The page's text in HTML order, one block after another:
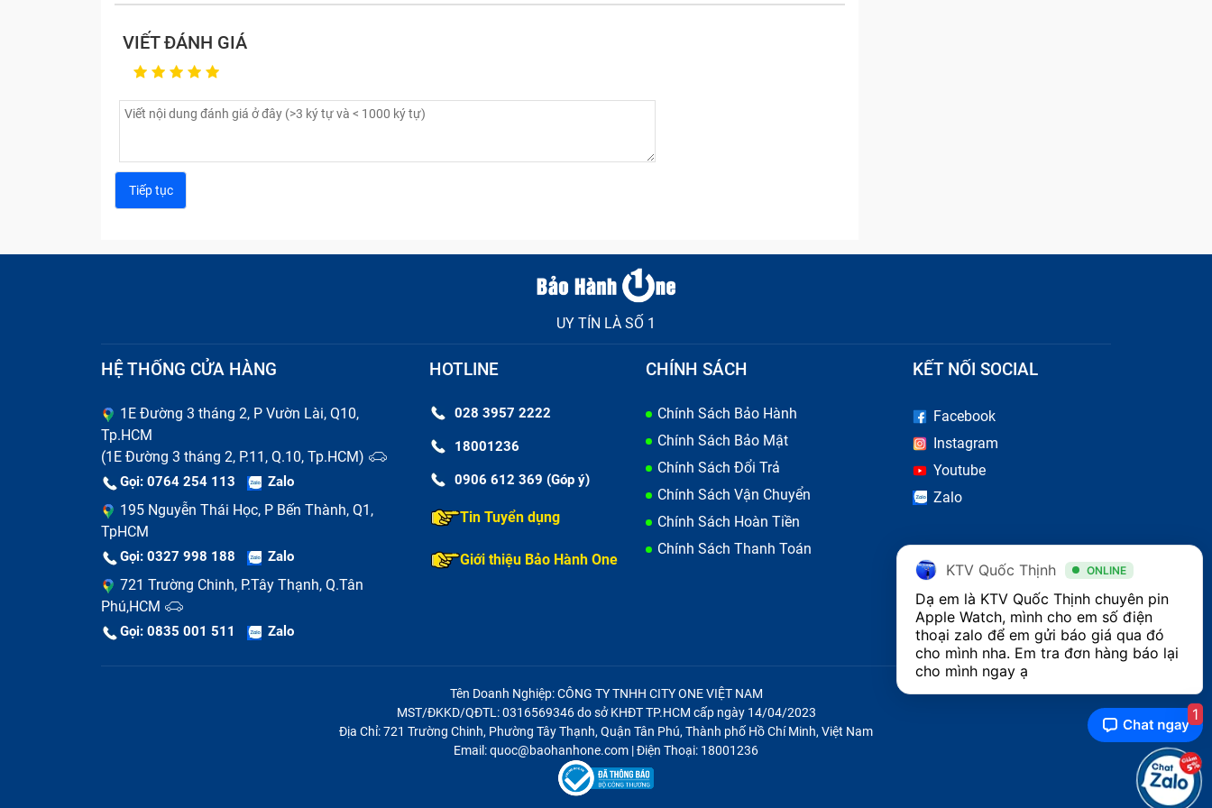
Vừa sử dụng Apple Watch vừa sạc, đây là một trong những nguyên nhân lớn nhất dẫn tới việc chiếc đồng
hồ của bạn bị chai pin mà nhiều người mắc phải.
Bạn đã từng thay pin Apple Watch Series 3 38mm / A1848 nhưng thay loại pin kém chất lượng.
Do bất cẩn khiến máy bị rơi vỡ, vào nước ảnh hưởng tới pin bên trong.
Thời gian sử dụng lâu, khiến tuổi thọ pin hao tổn, và đã tới lúc bạn cần thay viên pin mới cho chiếc đồng hồ
Sử dụng Apple Watch Series 3 38mm / A1848 với tần suất cao, liên tục nên khiến pin bị quá tải. Một trong
hơn 30 phút.
Cáp sạc kém chất lượng, mua phải đồ lô, hoặc không có sạc chính hãng đi kèm. Nhiều người đã lựa chọn
mua cáp sạc trôi nổi ngoài thị trường gây ảnh hưởng lớn tới pin.
Những lưu ý tuyệt đối cần biết khi thay pin Apple Watch Series 3 38mm /
A1848
Để đảm bảo quyền lợi, bạn không nên thay pin lô, pin kém chất lượng, khi thay pin Apple Watch cần đảm bảo
lưu ý những điều sau:
VIẾT ĐÁNH GIÁ
UY TÍN LÀ SỐ 1
HỆ THỐNG CỬA HÀNG
1E Đường 3 tháng 2, P Vườn Lài, Q10,
Tp.HCM
(1E Đường 3 tháng 2, P.11, Q.10, Tp.HCM)
Gọi: 0764 254 113 Zalo
195 Nguyễn Thái Học, P Bến Thành, Q1,
TpHCM
Gọi: 0327 998 188 Zalo
721 Trường Chinh, P.Tây Thạnh, Q.Tân
Phú,HCM
Gọi: 0835 001 511 Zalo
HOTLINE
028 3957 2222
18001236
0906 612 369 (Góp ý)
Tin Tuyển dụng
Giới thiệu Bảo Hành One
CHÍNH SÁCH
Chính Sách Bảo Hành
Chính Sách Bảo Mật
Chính Sách Đổi Trả
Chính Sách Vận Chuyển
Chính Sách Hoàn Tiền
Chính Sách Thanh Toán
KẾT NỐI SOCIAL
Facebook
Instagram
Youtube
Zalo
Tên Doanh Nghiệp: CÔNG TY TNHH CITY ONE VIỆT NAM
MST/ĐKKD/QĐTL: 0316569346 do sở KHĐT TP.HCM cấp ngày 14/04/2023
Địa Chỉ: 721 Trường Chinh, Phường Tây Thạnh, Quận Tân Phú, Thành phố Hồ Chí Minh, Việt Nam
Email: quoc@baohanhone.com | Điện Thoại: 18001236
KTV Quốc Thịnh ONLINE
Dạ em là KTV Quốc Thịnh chuyên pin
Apple Watch, mình cho em số điện
thoại zalo để em gửi báo giá qua đó
cho mình nha. Em tra đơn hàng báo lại
cho mình ngay ạ
1